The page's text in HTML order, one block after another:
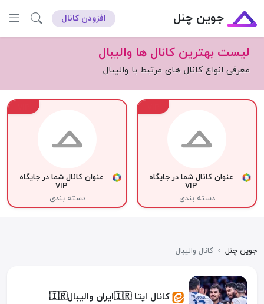
جوین چنل افزودن کانال
لیست بهترین کانال ها والیبال
معرفی انواع کانال های مرتبط با والیبال
عنوان کانال شما در جایگاه
VIP
دسته بندی
عنوان کانال شما در جایگاه
VIP
دسته بندی
جوین چنل › کانال والیبال
کانال ایتا 🇮🇷ایران والیبال🇮🇷